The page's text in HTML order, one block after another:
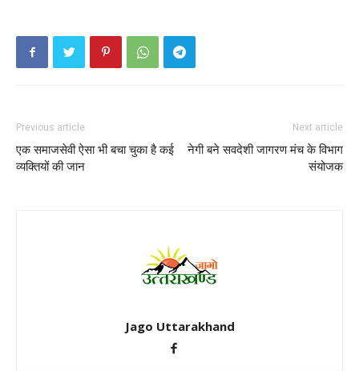
Previous article
एक समाजसेवी ऐसा भी बचा चुका है कई
व्यक्तियों की जान
Next article
नेगी बने सवदेशी जागरण मंच के विभाग
संयोजक
Jago Uttarakhand